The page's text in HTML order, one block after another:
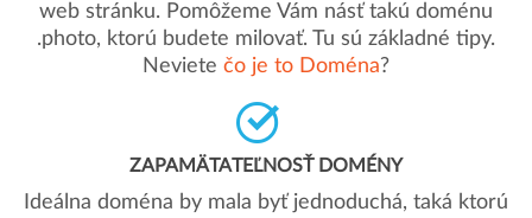
web stránku. Pomôžeme Vám násť takú doménu
.photo, ktorú budete milovať. Tu sú základné tipy.
Neviete čo je to Doména?
ZAPAMÄTATEĽNOSŤ DOMÉNY
Ideálna doména by mala byť jednoduchá, taká ktorú